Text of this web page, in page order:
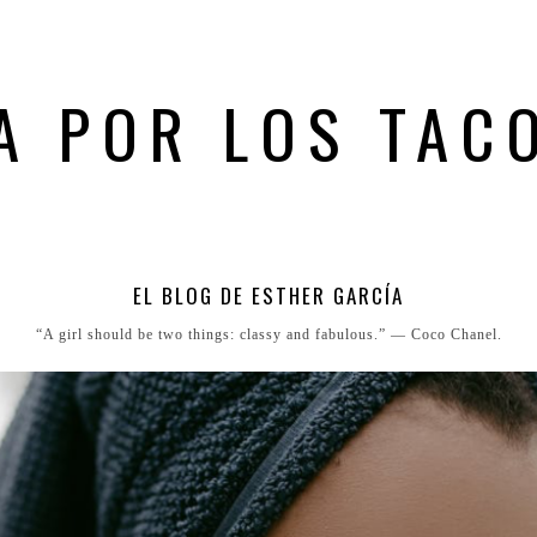
POR LOS
EL BLOG DE ESTHER GARCÍA
“A girl should be two things: classy and fabulous.” ― Coco Chanel.